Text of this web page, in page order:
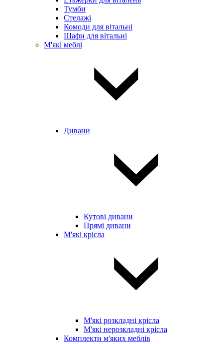
Тумби
Стелажі
Комоди для вітальні
Шафи для вітальні
М'які меблі
Дивани
Кутові дивани
Прямі дивани
М'які крісла
М'які розкладні крісла
М'які нерозкладні крісла
Комплекти м'яких меблів